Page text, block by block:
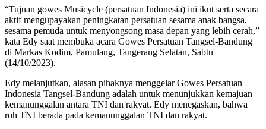
“Tujuan gowes Musicycle (persatuan Indonesia) ini ikut serta secara
aktif mengupayakan peningkatan persatuan sesama anak bangsa,
sesama pemuda untuk menyongsong masa depan yang lebih cerah,”
kata Edy saat membuka acara Gowes Persatuan Tangsel-Bandung
di Markas Kodim, Pamulang, Tangerang Selatan, Sabtu
(14/10/2023).
Edy melanjutkan, alasan pihaknya menggelar Gowes Persatuan
Indonesia Tangsel-Bandung adalah untuk menunjukkan kemajuan
kemanunggalan antara TNI dan rakyat. Edy menegaskan, bahwa
roh TNI berada pada kemanunggalan TNI dan rakyat.